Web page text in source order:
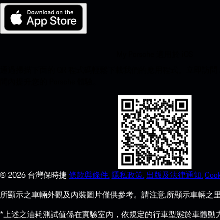
© 2026 台灣保時捷 條款與條件.隱私政策. 出版及法律通知.
所顯示之車輛外觀及內裝圖片僅供參考。請注意,所顯示車輛
*上述之油耗測試值係在實驗室內，依規定的行車型態於車體